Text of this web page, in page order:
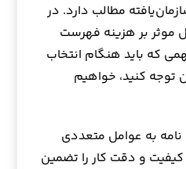
مطالب دارد. در
موثر بر هزینه فهرست
که باید هنگام انتخاب
کنید، خواهیم
به عوامل متعددی
و دقت کار را تضمین